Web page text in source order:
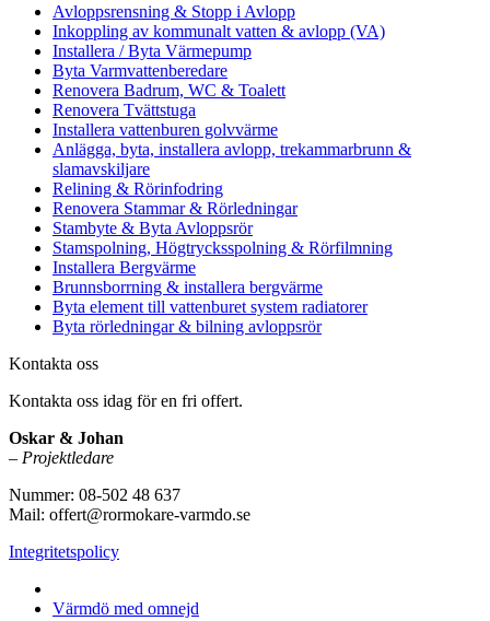
Avloppsrensning & Stopp i Avlopp
Inkoppling av kommunalt vatten & avlopp (VA)
Installera / Byta Värmepump
Byta Varmvattenberedare
Renovera Badrum, WC & Toalett
Renovera Tvättstuga
Installera vattenburen golvvärme
Anlägga, byta, installera avlopp, trekammarbrunn &
slamavskiljare
Relining & Rörinfodring
Renovera Stammar & Rörledningar
Stambyte & Byta Avloppsrör
Stamspolning, Högtrycksspolning & Rörfilmning
Installera Bergvärme
Brunnsborrning & installera bergvärme
Byta element till vattenburet system radiatorer
Byta rörledningar & bilning avloppsrör
Kontakta oss
Kontakta oss idag för en fri offert.
Oskar & Johan
– Projektledare
Nummer: 08-502 48 637
Mail: offert@rormokare-varmdo.se
Integritetspolicy
Värmdö med omnejd